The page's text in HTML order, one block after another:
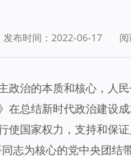
发布时间：2022-06-17
政治的本质和核心，人
在总结新时代政治建设
使国家权力，支持和保
志为核心的党中央团